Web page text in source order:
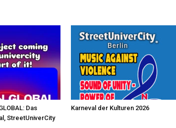
Das
StreetUniverCity
Karneval der Kulturen 2026